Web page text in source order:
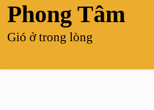
Phong Tâm
Gió ở trong lòng